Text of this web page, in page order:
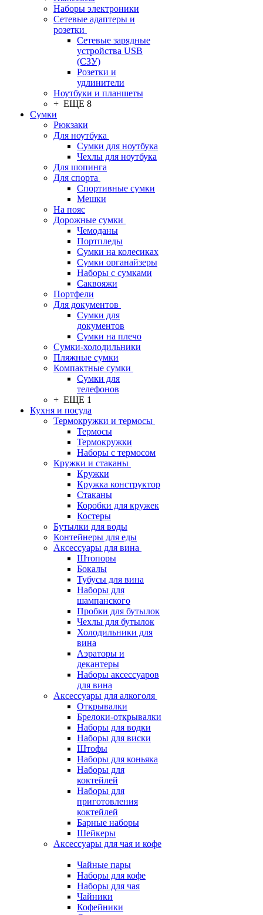
Наборы электроники
Сетевые адаптеры и
розетки
Сетевые зарядные
устройства USB
(СЗУ)
Розетки и
удлинители
Ноутбуки и планшеты
+ ЕЩЕ 8
Сумки
Рюкзаки
Для ноутбука
Сумки для ноутбука
Чехлы для ноутбука
Для шопинга
Для спорта
Спортивные сумки
Мешки
На пояс
Дорожные сумки
Чемоданы
Портпледы
Сумки на колесиках
Сумки органайзеры
Наборы с сумками
Саквояжи
Портфели
Для документов
Сумки для
документов
Сумки на плечо
Сумки-холодильники
Пляжные сумки
Компактные сумки
Сумки для
телефонов
+ ЕЩЕ 1
Кухня и посуда
Термокружки и термосы
Термосы
Термокружки
Наборы с термосом
Кружки и стаканы
Кружки
Кружка конструктор
Стаканы
Коробки для кружек
Костеры
Бутылки для воды
Контейнеры для еды
Аксессуары для вина
Штопоры
Бокалы
Тубусы для вина
Наборы для
шампанского
Пробки для бутылок
Чехлы для бутылок
Холодильники для
вина
Аэраторы и
декантеры
Наборы аксессуаров
для вина
Аксессуары для алкоголя
Открывалки
Брелоки-открывалки
Наборы для водки
Наборы для виски
Штофы
Наборы для коньяка
Наборы для
коктейлей
Наборы для
приготовления
коктейлей
Барные наборы
Шейкеры
Аксессуары для чая и кофе
Чайные пары
Наборы для кофе
Наборы для чая
Чайники
Кофейники